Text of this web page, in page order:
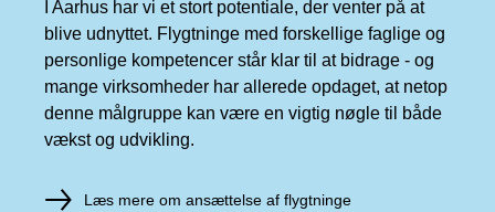
I Aarhus har vi et stort potentiale, der venter på at
blive udnyttet. Flygtninge med forskellige faglige og
personlige kompetencer står klar til at bidrage - og
mange virksomheder har allerede opdaget, at netop
denne målgruppe kan være en vigtig nøgle til både
vækst og udvikling.
Læs mere om ansættelse af flygtninge